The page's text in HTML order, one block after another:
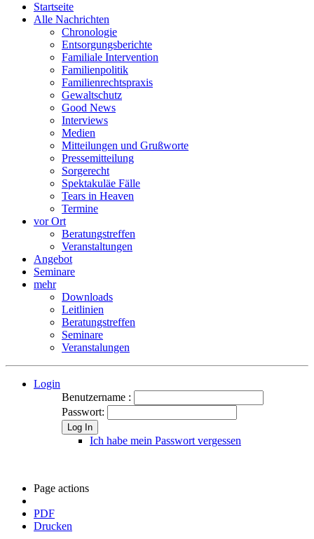
Startseite
Alle Nachrichten
Chronologie
Entsorgungsberichte
Familiale Intervention
Familienpolitik
Familienrechtspraxis
Gewaltschutz
Good News
Interviews
Medien
Mitteilungen und Grußworte
Pressemitteilung
Sorgerecht
Spektakuläe Fälle
Tears in Heaven
Termine
vor Ort
Beratungstreffen
Veranstaltungen
Angebot
Seminare
mehr
Downloads
Leitlinien
Beratungstreffen
Seminare
Veranstalungen
Login
Benutzername :
Passwort:
Log In
Ich habe mein Passwort vergessen
Page actions
PDF
Drucken